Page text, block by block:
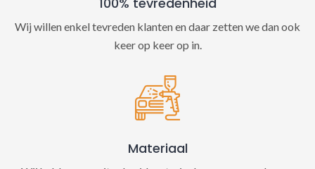
Wij willen enkel tevreden klanten en daar zetten we dan ook
keer op keer op in.
Materiaal